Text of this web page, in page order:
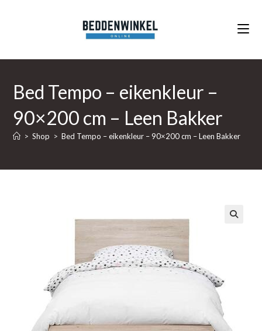
Bed Tempo – eikenkleur –
90×200 cm – Leen Bakker
> Shop > Bed Tempo – eikenkleur – 90×200 cm – Leen Bakker